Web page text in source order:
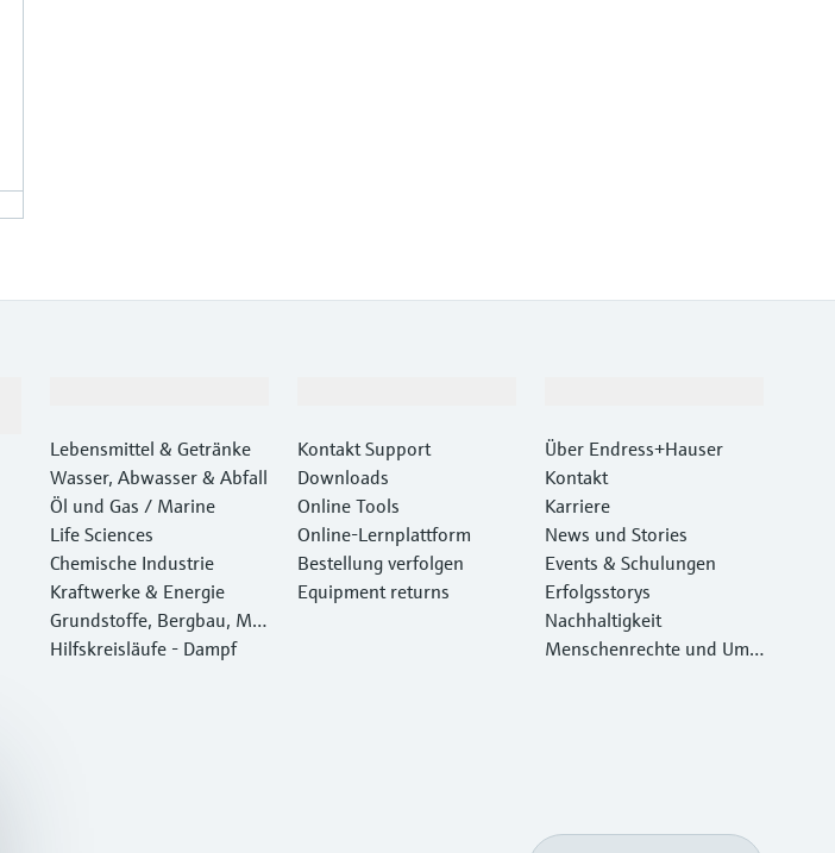
Lebensmittel & Getränke
Wasser, Abwasser & Abfall
Öl und Gas / Marine
Life Sciences
Chemische Industrie
Kraftwerke & Energie
Grundstoffe, Bergbau, Met
alle
Hilfskreisläufe - Dampf
Kontakt Support
Downloads
Online Tools
Online-Lernplattform
Bestellung verfolgen
Equipment returns
Über Endress+Hauser
Kontakt
Karriere
News und Stories
Events & Schulungen
Erfolgsstorys
Nachhaltigkeit
Menschenrechte und Umw